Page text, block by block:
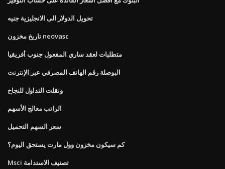
تحويل الدولار الى الانجليزية جنيه
تاريخ مخزون neovasc
متطلبات لعقد ساري المفعول جنوب أفريقيا
البوصلة رقم الهاتف المصرفي عبر الإنترنت
ونقلت التداول للنجاح
الراتب معالج الأسهم
سعر السهم التحميل
كم سيكون مخزون وول مارت يستحق اليوم؟
Msci تصنيف الاستدامة